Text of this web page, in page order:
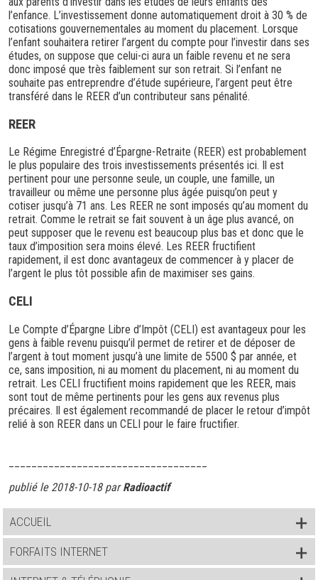
l’enfance. L’investissement donne automatiquement droit à 30 % de
cotisations gouvernementales au moment du placement. Lorsque
l’enfant souhaitera retirer l’argent du compte pour l’investir dans ses
études, on suppose que celui-ci aura un faible revenu et ne sera
donc imposé que très faiblement sur son retrait. Si l’enfant ne
souhaite pas entreprendre d’étude supérieure, l’argent peut être
transféré dans le REER d’un contributeur sans pénalité.
REER
Le Régime Enregistré d’Épargne-Retraite (REER) est probablement
le plus populaire des trois investissements présentés ici. Il est
pertinent pour une personne seule, un couple, une famille, un
travailleur ou même une personne plus âgée puisqu’on peut y
cotiser jusqu’à 71 ans. Les REER ne sont imposés qu’au moment du
retrait. Comme le retrait se fait souvent à un âge plus avancé, on
peut supposer que le revenu est beaucoup plus bas et donc que le
taux d’imposition sera moins élevé. Les REER fructifient
rapidement, il est donc avantageux de commencer à y placer de
l’argent le plus tôt possible afin de maximiser ses gains.
CELI
Le Compte d’Épargne Libre d’Impôt (CELI) est avantageux pour les
gens à faible revenu puisqu’il permet de retirer et de déposer de
l’argent à tout moment jusqu’à une limite de 5500 $ par année, et
ce, sans imposition, ni au moment du placement, ni au moment du
retrait. Les CELI fructifient moins rapidement que les REER, mais
sont tout de même pertinents pour les gens aux revenus plus
précaires. Il est également recommandé de placer le retour d’impôt
relié à son REER dans un CELI pour le faire fructifier.
publié le 2018-10-18 parRadioactif
ACCUEIL
FORFAITS INTERNET